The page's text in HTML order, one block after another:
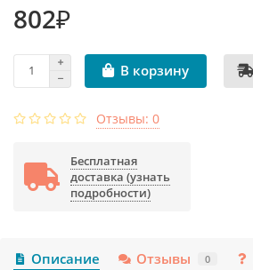
802₽
В корзину
Отзывы: 0
Бесплатная
доставка (узнать
подробности)
Описание Отзывы 0